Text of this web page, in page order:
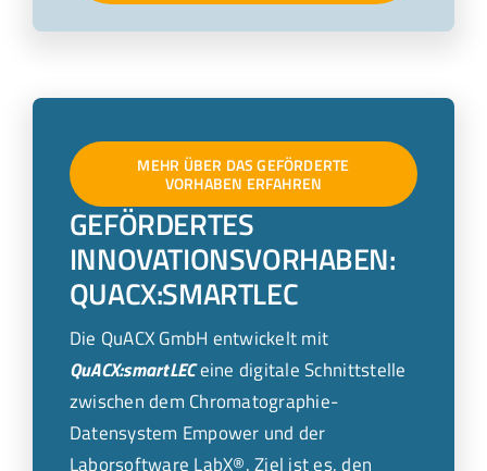
MEHR ÜBER DAS GEFÖRDERTE
VORHABEN ERFAHREN
GEFÖRDERTES
INNOVATIONSVORHABEN:
QUACX:SMARTLEC
Die QuACX GmbH entwickelt mit
QuACX:smartLECeine digitale Schnittstelle
zwischen dem Chromatographie-
Datensystem Empower und der
Laborsoftware LabX®. Ziel ist es, den